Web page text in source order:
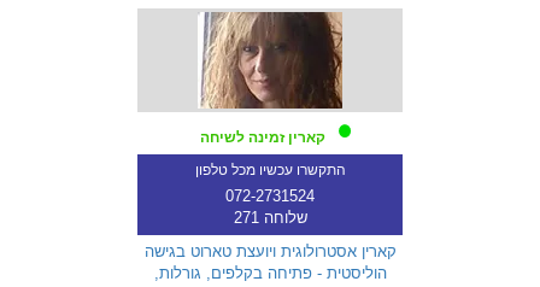
קארין זמינה לשיחה
התקשרו עכשיו מכל טלפון
072-2731524
שלוחה 271
קארין אסטרולוגית ויועצת טארוט בגישה
הוליסטית - פתיחה בקלפים, גורלות,